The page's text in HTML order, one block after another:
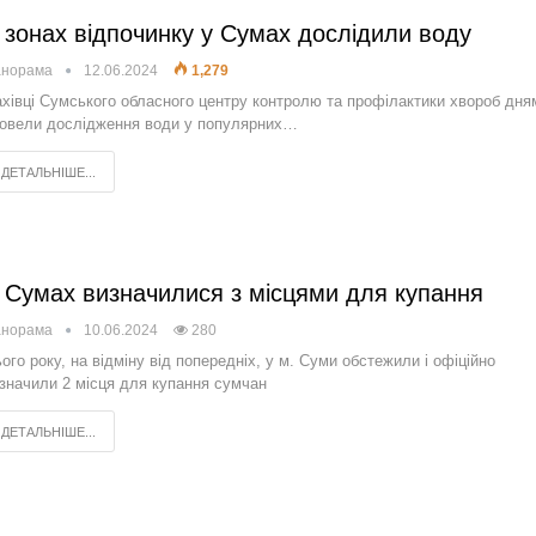
відпочинку у Сумах дослідили воду
12.06.2024 1,279
Сумського обласного центру контролю та профілактики хвороб
дослідження води у популярних…
ДЕТАЛЬНІШЕ...
визначилися з місцями для купання
10.06.2024 280
року, на відміну від попередніх, у м. Суми обстежили і офіційно
2 місця для купання сумчан
ДЕТАЛЬНІШЕ...